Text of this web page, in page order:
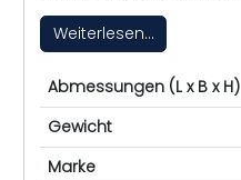
Weiterlesen...
Abmessungen (L x B x H)
Gewicht
Marke